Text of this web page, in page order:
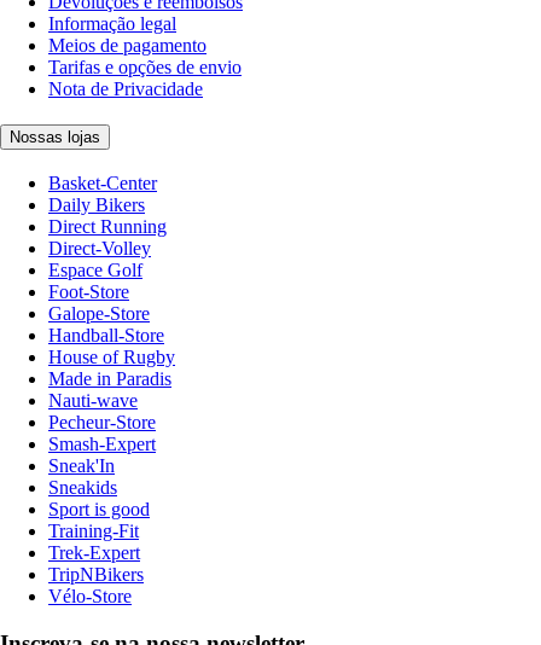
Informação legal
Meios de pagamento
Tarifas e opções de envio
Nota de Privacidade
Nossas lojas
Basket-Center
Daily Bikers
Direct Running
Direct-Volley
Espace Golf
Foot-Store
Galope-Store
Handball-Store
House of Rugby
Made in Paradis
Nauti-wave
Pecheur-Store
Smash-Expert
Sneak'In
Sneakids
Sport is good
Training-Fit
Trek-Expert
TripNBikers
Vélo-Store